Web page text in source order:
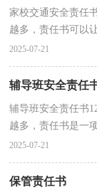
家校交通安全责任
越多，责任书可以
团结一致。拟定责
2025-07-21
辅导班安全责任
辅导班安全责任书
越多，责任书是一
文书。责任书到底
2025-07-21
保管责任书